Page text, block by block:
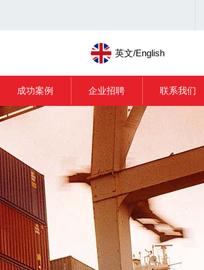
英文/English
成功案例 企业招聘 联系我们